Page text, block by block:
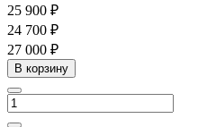
25 900 ₽
24 700 ₽
27 000 ₽
В корзину